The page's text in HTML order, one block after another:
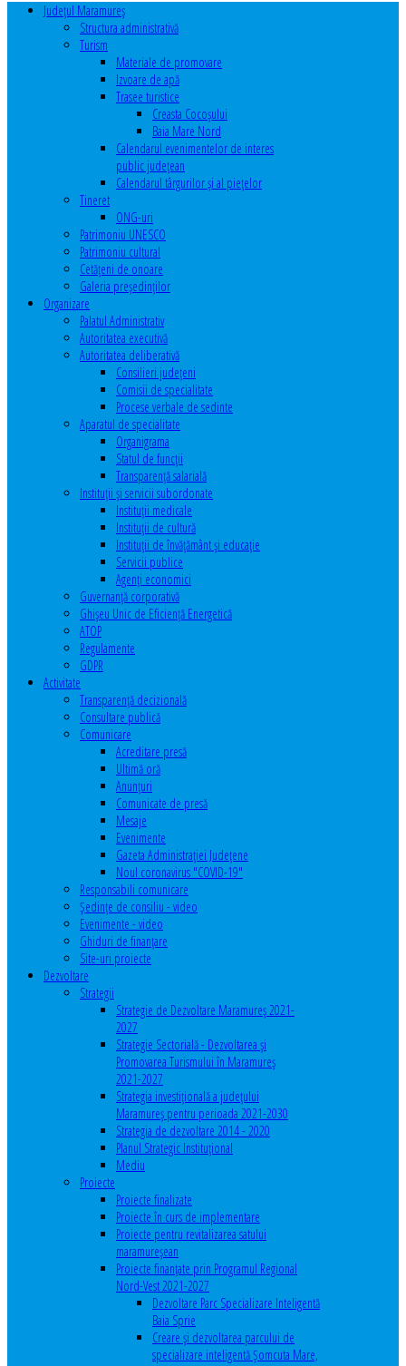
Judeţul Maramureş
Structura administrativă
Turism
Materiale de promovare
Izvoare de apă
Trasee turistice
Creasta Cocoșului
Baia Mare Nord
Calendarul evenimentelor de interes
public judeţean
Calendarul târgurilor şi al pieţelor
Tineret
ONG-uri
Patrimoniu UNESCO
Patrimoniu cultural
Cetăţeni de onoare
Galeria președinților
Organizare
Palatul Administrativ
Autoritatea executivă
Autoritatea deliberativă
Consilieri judeţeni
Comisii de specialitate
Procese verbale de sedinte
Aparatul de specialitate
Organigrama
Statul de funcții
Transparență salarială
Instituţii şi servicii subordonate
Instituţii medicale
Instituţii de cultură
Instituţii de învăţământ şi educaţie
Servicii publice
Agenţi economici
Guvernanță corporativă
Ghişeu Unic de Eficienţă Energetică
ATOP
Regulamente
GDPR
Activitate
Transparenţă decizională
Consultare publică
Comunicare
Acreditare presă
Ultimă oră
Anunţuri
Comunicate de presă
Mesaje
Evenimente
Gazeta Administraţiei Judeţene
Noul coronavirus "COVID-19"
Responsabili comunicare
Şedinţe de consiliu - video
Evenimente - video
Ghiduri de finanţare
Site-uri proiecte
Dezvoltare
Strategii
Strategie de Dezvoltare Maramureș 2021-
2027
Strategie Sectorială - Dezvoltarea și
Promovarea Turismului în Maramureș
2021-2027
Strategia investiţională a județului
Maramureș pentru perioada 2021-2030
Strategia de dezvoltare 2014 - 2020
Planul Strategic Instituţional
Mediu
Proiecte
Proiecte finalizate
Proiecte în curs de implementare
Proiecte pentru revitalizarea satului
maramureşean
Proiecte finanțate prin Programul Regional
Nord-Vest 2021-2027
Dezvoltare Parc Specializare Inteligentă
Baia Sprie
Creare și dezvoltarea parcului de
specializare inteligentă Șomcuta Mare,